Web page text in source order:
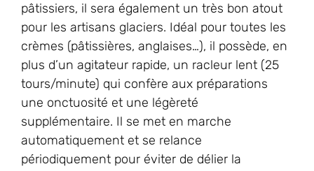
pâtissiers, il sera également un très bon atout
pour les artisans glaciers. Idéal pour toutes les
crèmes (pâtissières, anglaises…), il possède, en
plus d’un agitateur rapide, un racleur lent (25
tours/minute) qui confère aux préparations
une onctuosité et une légèreté
supplémentaire. Il se met en marche
automatiquement et se relance
périodiquement pour éviter de délier la